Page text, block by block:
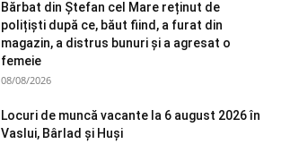
Bărbat din Ștefan cel Mare reținut de
polițiști după ce, băut fiind, a furat din
magazin, a distrus bunuri și a agresat o
femeie
08/08/2026
Locuri de muncă vacante la 6 august 2026 în
Vaslui, Bârlad și Huși